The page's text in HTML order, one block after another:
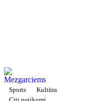
Sports
Kultūra